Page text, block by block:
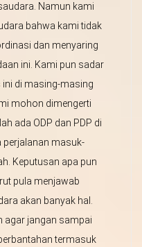
Namun kami
bahwa kami tidak
dan menyaring
ini. Kami pun sadar
ini di masing-masing
mohon dimengerti
ada ODP dan PDP di
perjalanan masuk-
Keputusan apa pun
pula menjawab
akan banyak hal.
agar jangan sampai
termasuk